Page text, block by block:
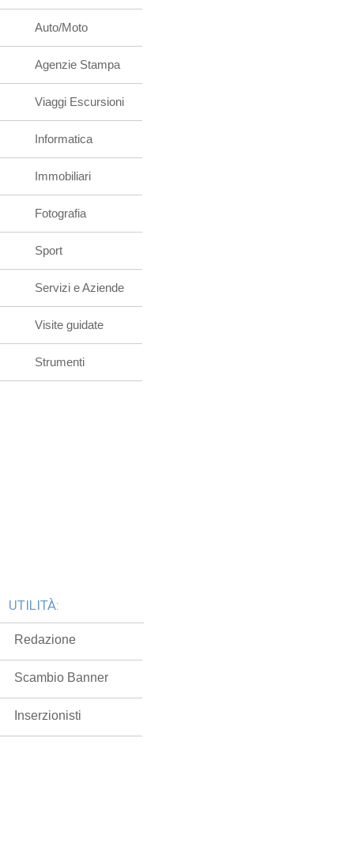
Auto/Moto
Agenzie Stampa
Viaggi Escursioni
Informatica
Immobiliari
Fotografia
Sport
Servizi e Aziende
Visite guidate
Strumenti
UTILITÀ:
Redazione
Scambio Banner
Inserzionisti